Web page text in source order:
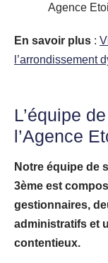
Agence
En savoir plus :
l’arrondissement
L’équipe
l’Agence
Notre équipe de
3ème est
gestionnaires,
administratifs et
contentieux.